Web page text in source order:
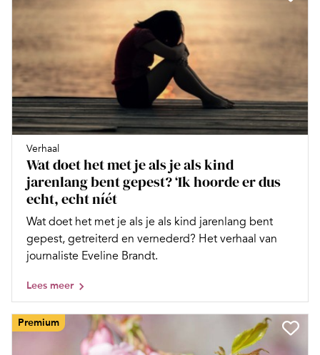
Verhaal
Wat doet het met je als je als kind
jarenlang bent gepest? ‘Ik hoorde er dus
echt, echt níét
Wat doet het met je als je als kind jarenlang bent
gepest, getreiterd en vernederd? Het verhaal van
journaliste Eveline Brandt.
Lees meer
Premium